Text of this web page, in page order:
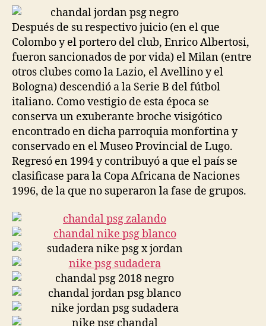
Después de su respectivo juicio (en el que
Colombo y el portero del club, Enrico Albertosi,
fueron sancionados de por vida) el Milan (entre
otros clubes como la Lazio, el Avellino y el
Bologna) descendió a la Serie B del fútbol
italiano. Como vestigio de esta época se
conserva un exuberante broche visigótico
encontrado en dicha parroquia monfortina y
conservado en el Museo Provincial de Lugo.
Regresó en 1994 y contribuyó a que el país se
clasificase para la Copa Africana de Naciones
1996, de la que no superaron la fase de grupos.